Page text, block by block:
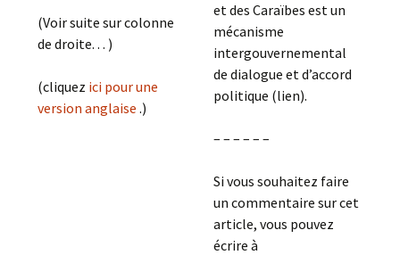
(Voir suite sur colonne
de droite. . . )
(cliquez ici pour une
version anglaise.)
et des Caraïbes est un
mécanisme
intergouvernemental
de dialogue et d’accord
politique (lien).
– – – – – –
Si vous souhaitez faire
un commentaire sur cet
article, vous pouvez
écrire à